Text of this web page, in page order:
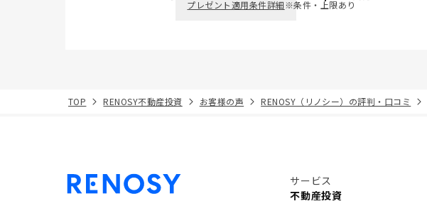
プレゼント適用条件詳細※条件・上限あり
TOP RENOSY不動産投資 お客様の声 RENOSY（リノシー）の評判・口コミ
サービス
不動産投資